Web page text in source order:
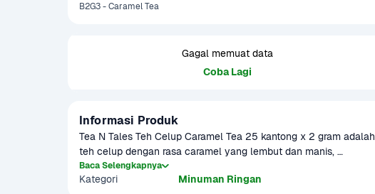
B2G3 - Caramel Tea
Gagal memuat data
Coba Lagi
Informasi Produk
Tea N Tales Teh Celup Caramel Tea 25 kantong x 2 gram adalah
teh celup dengan rasa caramel yang lembut dan manis,
memberikan sensasi minuman hangat yang memanjakan lidah.
Diformulasikan dengan rasa caramel yang kaya, teh ini sangat
Baca Selengkapnya
Kategori Minuman Ringan